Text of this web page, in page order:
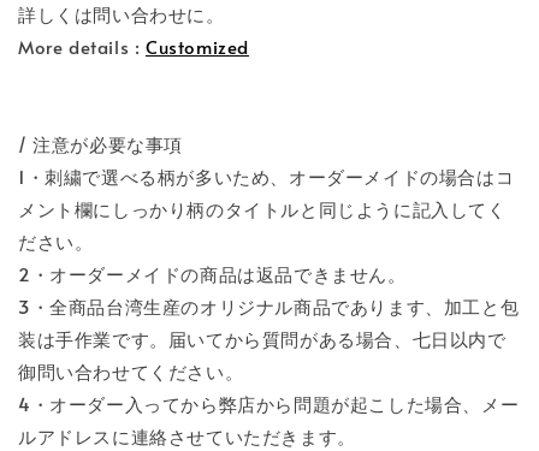
詳しくは問い合わせに。
More details : Customized
/ 注意が必要な事項
1・刺繍で選べる柄が多いため、オーダーメイドの場合はコ
メント欄にしっかり柄のタイトルと同じように記入してく
ださい。
2・オーダーメイドの商品は返品できません。
3・全商品台湾生産のオリジナル商品であります、加工と包
装は手作業です。届いてから質問がある場合、七日以内で
御問い合わせてください。
4・オーダー入ってから弊店から問題が起こした場合、メー
ルアドレスに連絡させていただきます。